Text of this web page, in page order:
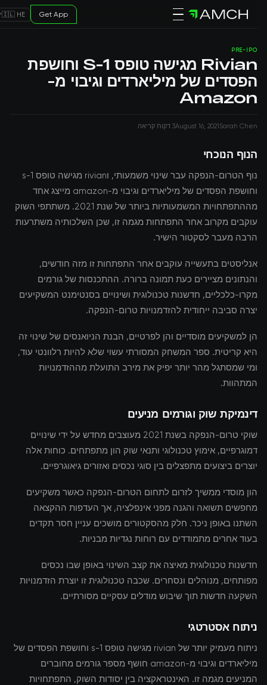
🇮🇱 HE Get App
PRE-IPO
Rivian מגישה טופס S-1 וחושפת
הפסדים של מיליארדים וגיבוי מ-
Amazon
Sarah Chen
August 16, 20213 דקות קריאה
הנוף הנוכחי
נוף הטרום-הנפקה עבר שינוי משמעותי, וrivian מגישה טופס s-1
וחושפת הפסדים של מיליארדים וגיבוי מ-amazon מייצג אחד
מההתפתחויות המשמעותיות ביותר של שנת 2021. משתתפי השוק
עוקבים מקרוב אחר התפתחות מגמה זו, שכן השלכותיה משתרעות
הרבה מעבר לסקטור הישיר.
אנליסטים בתעשייה עוקבים אחר התפתחות זו מזה חודשים,
והנתונים מציירים כעת תמונה ברורה. ההתכנסות של גורמים
מקרו-כלכליים, חדשנות טכנולוגית ושינויים בסנטימנט המשקיעים
יצרה סביבה ייחודית להזדמנויות טרום-הנפקה.
הן למשקיעים מוסדיים והן לפרטיים, הבנת הניואנסים של שינוי זה
היא קריטית. ספר המשחק המסורתי עשוי שלא להיות רלוונטי עוד,
ומי שמסתגל מהר יותר יפיק את מירב התועלת מההזדמנויות
המתהוות.
דינמיקת שוק וגורמים מניעים
שוקי טרום-הנפקה בשנת 2021 מעוצבים מחדש על ידי שינויים
דמוגרפיים, אימוץ טכנולוגי ותנאי שוק הון מתפתחים. כוחות אלה
יוצרים ביצועים מתפצלים בין סוגי נכסים ואזורים גיאוגרפיים.
הון מוסדי ממשיך לזרום לתחום הטרום-הנפקה כאשר משקיעים
מחפשים תשואה והגנה מפני אינפלציה, אך העדפות ההקצאה
השתנו באופן ניכר. חלק מהסקטורים מושכים עניין חסר תקדים
בעוד אחרים מתמודדים עם רוחות נגדיות מבניות.
חדשנות טכנולוגית מאיצה את קצב השינוי באופן שבו נכסים
מפותחים, מנוהלים ונסחרים. שכבה טכנולוגית זו יוצרת הזדמנויות
השקעה חדשות תוך שיבוש מודלים עסקיים מסורתיים.
ניתוח אסטרטגי
ניתוח מעמיק יותר של rivian מגישה טופס s-1 וחושפת הפסדים של
מיליארדים וגיבוי מ-amazon חושף מספר גורמים מחוברים
המניעים מגמה זו. האינטראקציה בין יסודות השוק, התפתחויות